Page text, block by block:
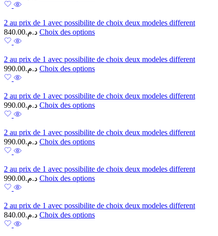
2 au prix de 1 avec possibilite de choix deux modeles different
د.م.840.00 Choix des options
2 au prix de 1 avec possibilite de choix deux modeles different
د.م.990.00 Choix des options
2 au prix de 1 avec possibilite de choix deux modeles different
د.م.990.00 Choix des options
2 au prix de 1 avec possibilite de choix deux modeles different
د.م.990.00 Choix des options
2 au prix de 1 avec possibilite de choix deux modeles different
د.م.990.00 Choix des options
2 au prix de 1 avec possibilite de choix deux modeles different
د.م.840.00 Choix des options